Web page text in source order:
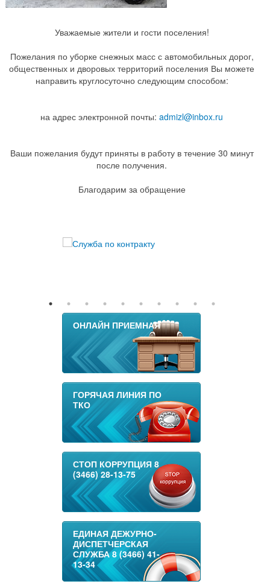
Уважаемые жители и гости поселения!
Пожелания по уборке снежных масс с автомобильных дорог,
общественных и дворовых территорий поселения Вы можете
направить круглосуточно следующим способом:
на адрес электронной почты: admizl@inbox.ru
Ваши пожелания будут приняты в работу в течение 30 минут
после получения.
Благодарим за обращение
ОНЛАЙН ПРИЕМНАЯ
ГОРЯЧАЯ ЛИНИЯ ПО
ТКО
СТОП КОРРУПЦИЯ 8
(3466) 28-13-75
ЕДИНАЯ ДЕЖУРНО-
ДИСПЕТЧЕРСКАЯ
СЛУЖБА 8 (3466) 41-
13-34